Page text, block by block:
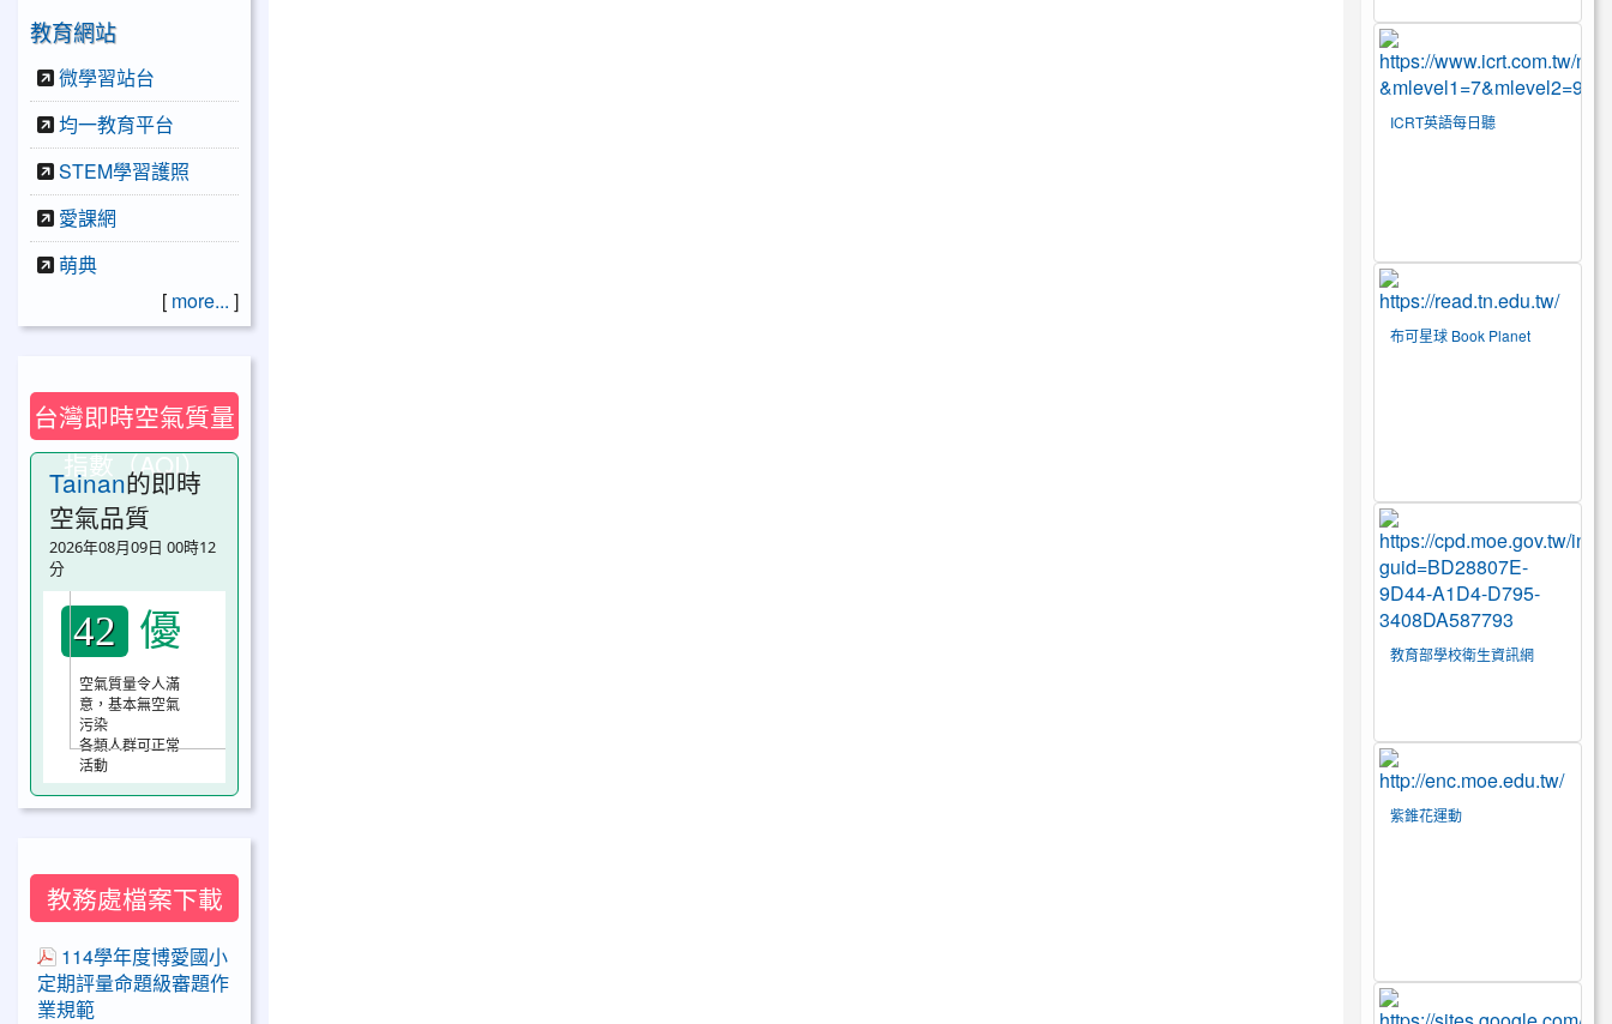
教育網站
微學習站台
均一教育平台
STEM學習護照
愛課網
萌典
[ more... ]
台灣即時空氣質量
指數（AQI）
Tainan的即時
空氣品質
2026年08月09日 00時12
分
42 優
空氣質量令人滿
意，基本無空氣
污染
各類人群可正常
活動
教務處檔案下載
114學年度博愛國小
定期評量命題級審題作
業規範
ICRT英語每日聽
布可星球 Book Planet
教育部學校衛生資訊網
紫錐花運動